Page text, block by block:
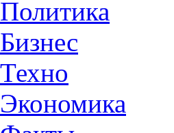
Политика
Бизнес
Техно
Экономика